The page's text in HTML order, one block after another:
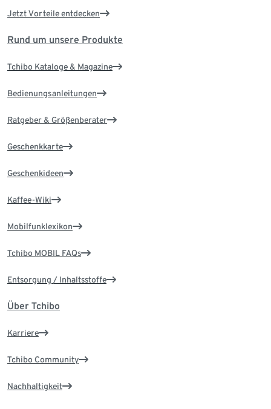
Jetzt Vorteile entdecken
Rund um unsere Produkte
Tchibo Kataloge & Magazine
Bedienungsanleitungen
Ratgeber & Größenberater
Geschenkkarte
Geschenkideen
Kaffee-Wiki
Mobilfunklexikon
Tchibo MOBIL FAQs
Entsorgung / Inhaltsstoffe
Über Tchibo
Karriere
Tchibo Community
Nachhaltigkeit